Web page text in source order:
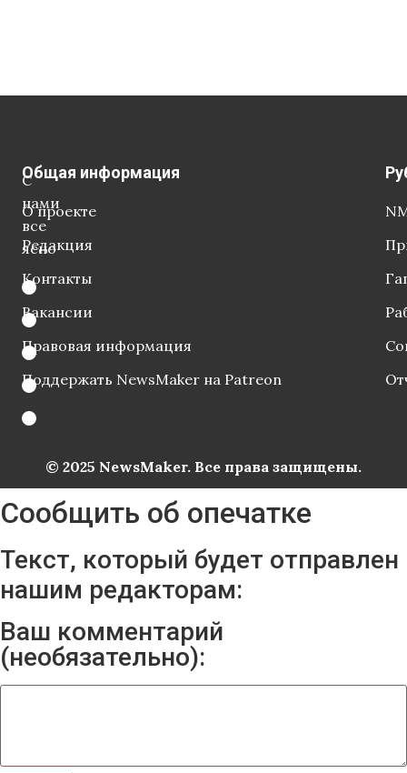
С
нами
все
ясно
Общая информация
О проекте
Редакция
Контакты
Вакансии
Правовая информация
Поддержать NewsMaker на Patreon
© 2025 NewsMaker. Все права защищены.
Сообщить об опечатке
Текст, который будет отправлен
нашим редакторам:
Ваш комментарий
(необязательно):